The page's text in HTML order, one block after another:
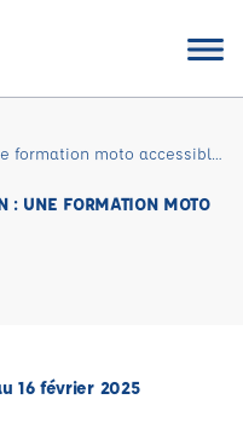
: UNE FORMATION MOTO
16 février 2025